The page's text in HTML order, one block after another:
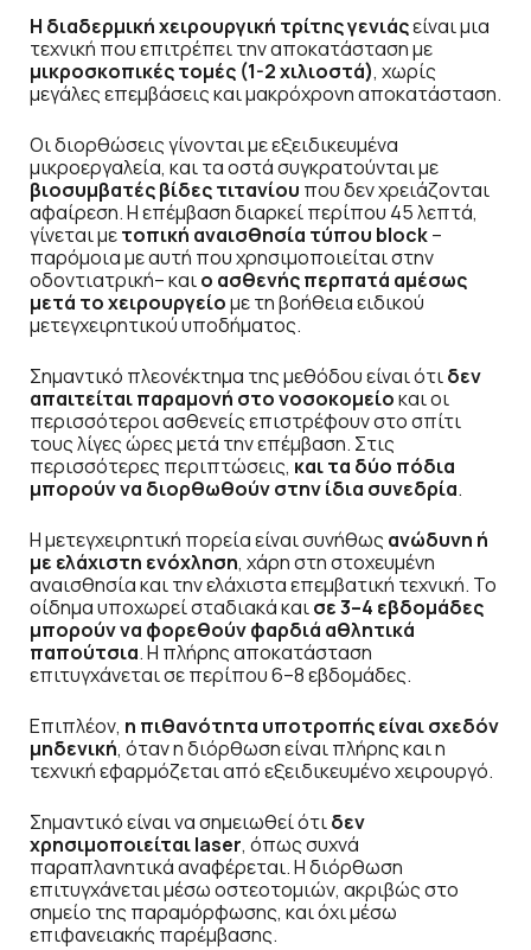
Η διαδερμική χειρουργική τρίτης γενιάςείναι μια
τεχνική που επιτρέπει την αποκατάσταση με
μικροσκοπικές τομές (1-2 χιλιοστά), χωρίς
μεγάλες επεμβάσεις και μακρόχρονη αποκατάσταση.
Οι διορθώσεις γίνονται με εξειδικευμένα
μικροεργαλεία, και τα οστά συγκρατούνται με
βιοσυμβατές βίδες τιτανίου που δεν χρειάζονται
αφαίρεση. Η επέμβαση διαρκεί περίπου 45 λεπτά,
γίνεται μετοπική αναισθησία τύπου block–
παρόμοια με αυτή που χρησιμοποιείται στην
οδοντιατρική– καιο ασθενής περπατά αμέσως
μετά το χειρουργείομε τη βοήθεια ειδικού
μετεγχειρητικού υποδήματος.
Σημαντικό πλεονέκτημα της μεθόδου είναι ότιδεν
απαιτείται παραμονή στο νοσοκομείοκαι οι
περισσότεροι ασθενείς επιστρέφουν στο σπίτι
τους λίγες ώρες μετά την επέμβαση. Στις
περισσότερες περιπτώσεις, και τα δύο πόδια
μπορούν να διορθωθούν στην ίδια συνεδρία.
Η μετεγχειρητική πορεία είναι συνήθως ανώδυνη ή
με ελάχιστη ενόχληση, χάρη στη στοχευμένη
αναισθησία και την ελάχιστα επεμβατική τεχνική. Το
οίδημα υποχωρεί σταδιακά καισε 3–4 εβδομάδες
μπορούν να φορεθούν φαρδιά αθλητικά
παπούτσια. Η πλήρης αποκατάσταση
επιτυγχάνεται σε περίπου 6–8 εβδομάδες.
Επιπλέον, η πιθανότητα υποτροπής είναι σχεδόν
μηδενική, όταν η διόρθωση είναι πλήρης και η
τεχνική εφαρμόζεται από εξειδικευμένο χειρουργό.
Σημαντικό είναι να σημειωθεί ότιδεν
χρησιμοποιείται laser, όπως συχνά
παραπλανητικά αναφέρεται. Η διόρθωση
επιτυγχάνεται μέσω οστεοτομιών, ακριβώς στο
σημείο της παραμόρφωσης, και όχι μέσω
επιφανειακής παρέμβασης.